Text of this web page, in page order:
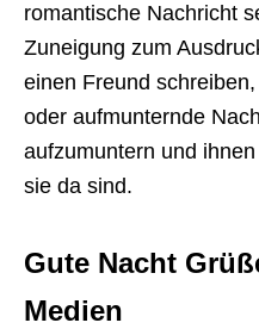
romantische Nachricht
Zuneigung zum
einen Freund
oder aufmunternde
aufzumuntern und
sie da sind.
Gute Nacht
Medien